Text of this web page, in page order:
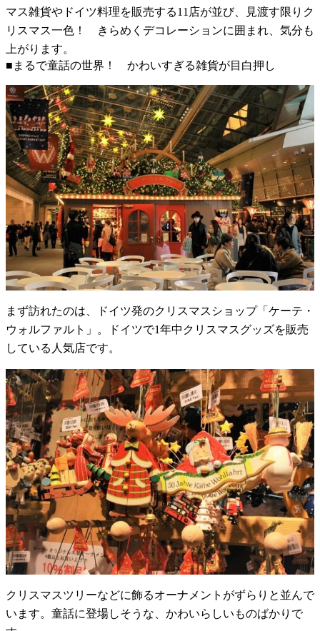
マス雑貨やドイツ料理を販売する11店が並び、見渡す限りク
リスマス一色！ きらめくデコレーションに囲まれ、気分も
上がります。
■まるで童話の世界！ かわいすぎる雑貨が目白押し
まず訪れたのは、ドイツ発のクリスマスショップ「ケーテ・
ウォルファルト」。ドイツで1年中クリスマスグッズを販売
している人気店です。
クリスマスツリーなどに飾るオーナメントがずらりと並んで
います。童話に登場しそうな、かわいらしいものばかりで